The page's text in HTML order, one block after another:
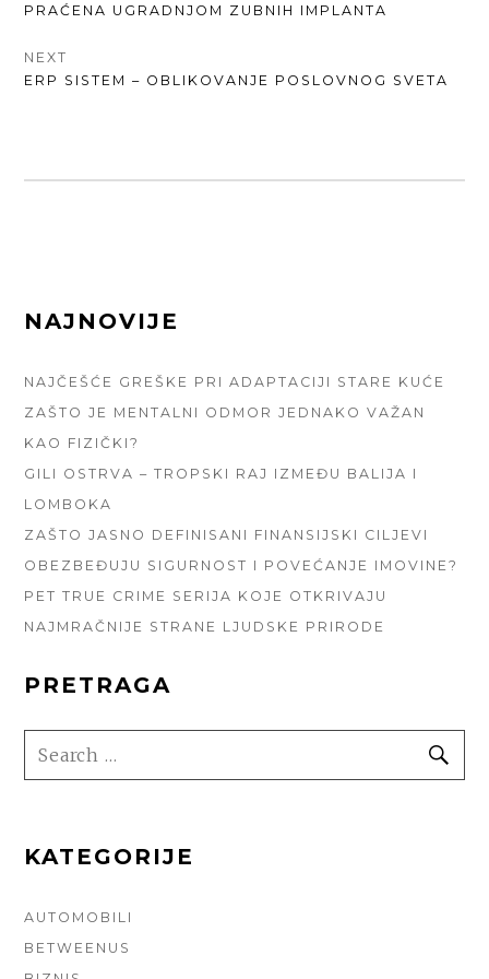
POST:
PRAĆENA UGRADNJOM ZUBNIH IMPLANTA
NEXT
NEXT
ERP SISTEM – OBLIKOVANJE POSLOVNOG SVETA
FOOTER
NAJNOVIJE
NAJČEŠĆE GREŠKE PRI ADAPTACIJI STARE KUĆE
ZAŠTO JE MENTALNI ODMOR JEDNAKO VAŽAN
KAO FIZIČKI?
GILI OSTRVA – TROPSKI RAJ IZMEĐU BALIJA I
LOMBOKA
ZAŠTO JASNO DEFINISANI FINANSIJSKI CILJEVI
OBEZBEĐUJU SIGURNOST I POVEĆANJE IMOVINE?
PET TRUE CRIME SERIJA KOJE OTKRIVAJU
NAJMRAČNIJE STRANE LJUDSKE PRIRODE
PRETRAGA
SEARCH
FOR:
KATEGORIJE
AUTOMOBILI
BETWEENUS